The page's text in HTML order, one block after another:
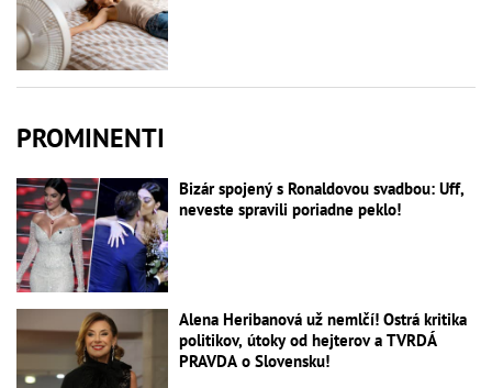
PROMINENTI
Bizár spojený s Ronaldovou svadbou: Uff,
neveste spravili poriadne peklo!
Alena Heribanová už nemlčí! Ostrá kritika
politikov, útoky od hejterov a TVRDÁ
PRAVDA o Slovensku!